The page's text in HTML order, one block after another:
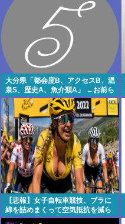
大分県「都会度B、アクセスB、温
泉S、歴史A、魚介類A」 ←お前ら
が移住しない理由
【悲報】女子自転車競技、ブラに
綿を詰めまくって空気抵抗を減ら
すチート技が発覚ｗｗｗ